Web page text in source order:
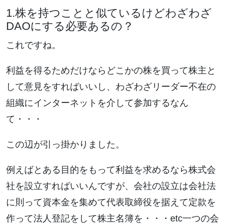
1.株を持つことと似ているけどわざわざ
DAOにする必要あるの？
これですね。
利益を得るためだけならどこかの株を買って株主と
して意見をすればいいし、わざわざリーダー不在の
組織にインターネットを介して参加するなん
て・・・
この辺が引っ掛かりました。
例えばとある目的をもって利益を求めるなら株式会
社を設立すればいいんですが、会社の設立は会社法
に則って資本金を集めて代表取締役を据えて定款を
作って法人登記をして株主名簿を・・・etc一つの会